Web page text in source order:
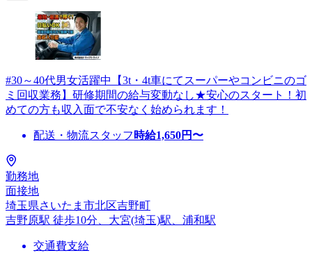
#30～40代男女活躍中【3t・4t車にてスーパーやコンビニのゴ
ミ回収業務】研修期間の給与変動なし★安心のスタート！初
めての方も収入面で不安なく始められます！
配送・物流スタッフ 時給1,650円〜
勤務地
面接地
埼玉県さいたま市北区吉野町
吉野原駅 徒歩10分、大宮(埼玉)駅、浦和駅
交通費支給